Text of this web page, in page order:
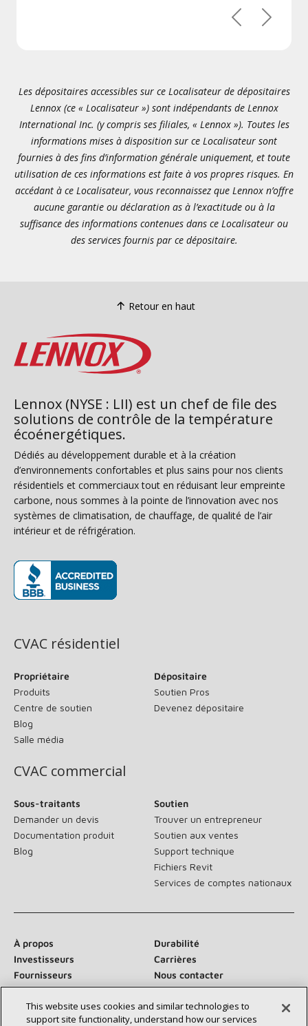
PrécédentSuivant
Les dépositaires accessibles sur ce Localisateur de dépositaires
Lennox (ce « Localisateur ») sont indépendants de Lennox
International Inc. (y compris ses filiales, « Lennox »). Toutes les
informations mises à disposition sur ce Localisateur sont
fournies à des fins d’information générale uniquement, et toute
utilisation de ces informations est faite à vos propres risques. En
accédant à ce Localisateur, vous reconnaissez que Lennox n’offre
aucune garantie ou déclaration as à l’exactitude ou à la
suffisance des informations contenues dans ce Localisateur ou
des services fournis par ce dépositaire.
Retour en haut
Lennox (NYSE : LII) est un chef de file des
solutions de contrôle de la température
écoénergétiques.
Dédiés au développement durable et à la création
d’environnements confortables et plus sains pour nos clients
résidentiels et commerciaux tout en réduisant leur empreinte
carbone, nous sommes à la pointe de l’innovation avec nos
systèmes de climatisation, de chauffage, de qualité de l’air
intérieur et de réfrigération.
CVAC résidentiel
Propriétaire
Produits
Centre de soutien
Blog
Salle média
Dépositaire
Soutien Pros
Devenez dépositaire
CVAC commercial
Sous-traitants
Demander un devis
Documentation produit
Blog
Soutien
Trouver un entrepreneur
Soutien aux ventes
Support technique
Fichiers Revit
Services de comptes nationaux
À propos
Durabilité
Investisseurs
Carrières
Fournisseurs
Nous contacter
Salle de presse
This website uses cookies and similar technologies to
support site functionality, understand how our services